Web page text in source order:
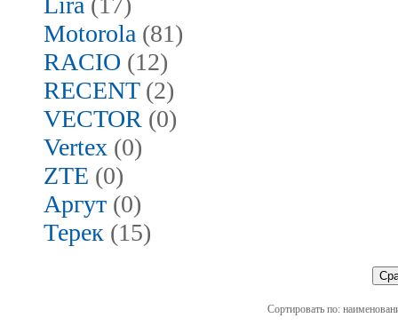
Motorola (81)
RACIO (12)
RECENT(2)
VECTOR (0)
Vertex (0)
ZTE (0)
Аргут (0)
Терек (15)
Сортировать по: